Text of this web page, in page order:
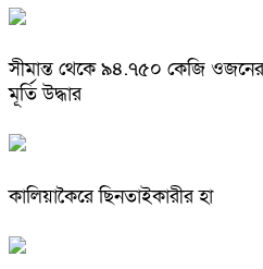
সীমান্ত থেকে ৯৪.৭৫০ কেজি ওজনের
মূর্তি উদ্ধার
কালিয়াকৈরে ছিনতাইকারীর হা